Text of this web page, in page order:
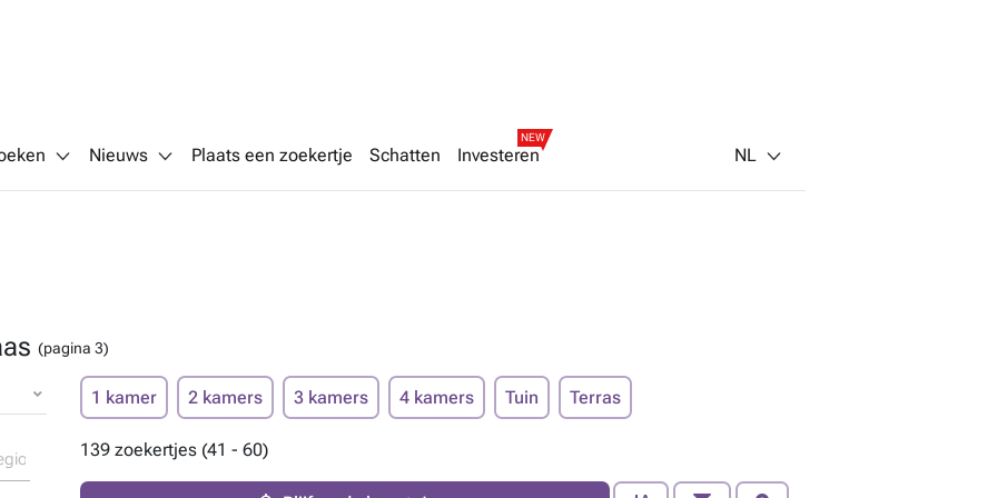
Nieuws Plaats een zoekertje Schatten Investeren
NEW
NL
(pagina 3)
1 kamer 2 kamers 3 kamers 4 kamers Tuin Terras
139 zoekertjes (41 - 60)